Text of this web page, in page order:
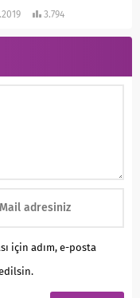
3.794
için adım, e-posta